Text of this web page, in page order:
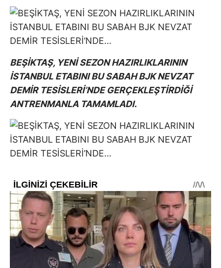
BEŞİKTAŞ, YENİ SEZON HAZIRLIKLARININ
İSTANBUL ETABINI BU SABAH BJK NEVZAT
DEMİR TESİSLERİ’NDE GERÇEKLEŞTİRDİĞİ
ANTRENMANLA TAMAMLADI.